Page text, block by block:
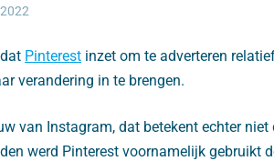
Pinterest inzet om te adverteren
verandering in te brengen.
van Instagram, dat betekent echter niet
werd Pinterest voornamelijk gebruikt